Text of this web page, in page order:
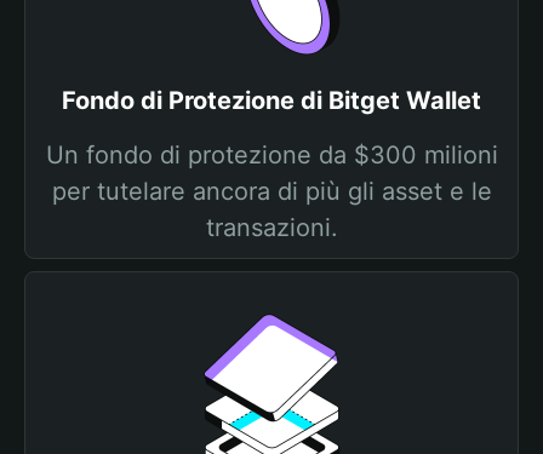
Fondo di Protezione di Bitget Wallet
Un fondo di protezione da $300 milioni
per tutelare ancora di più gli asset e le
transazioni.